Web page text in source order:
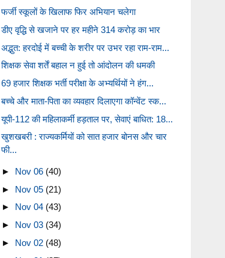
फर्जी स्कूलों के खिलाफ फिर अभियान चलेगा
डीए वृद्धि से खजाने पर हर महीने 314 करोड़ का भार
अद्भुत: हरदोई में बच्ची के शरीर पर उभर रहा राम-राम...
शिक्षक सेवा शर्तें बहाल न हुई तो आंदोलन की धमकी
69 हजार शिक्षक भर्ती परीक्षा के अभ्यर्थियों ने हंग...
बच्चे और माता-पिता का व्यवहार दिलाएगा कॉन्वेंट स्क...
यूपी-112 की महिलाकर्मी हड़ताल पर, सेवाएं बाधित: 18...
खुशखबरी : राज्यकर्मियों को सात हजार बोनस और चार
फी...
► Nov 06 (40)
► Nov 05 (21)
► Nov 04 (43)
► Nov 03 (34)
► Nov 02 (48)